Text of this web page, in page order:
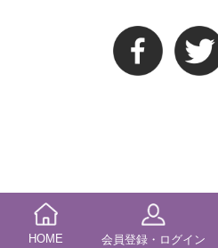
HOME 会員登録・ログイン